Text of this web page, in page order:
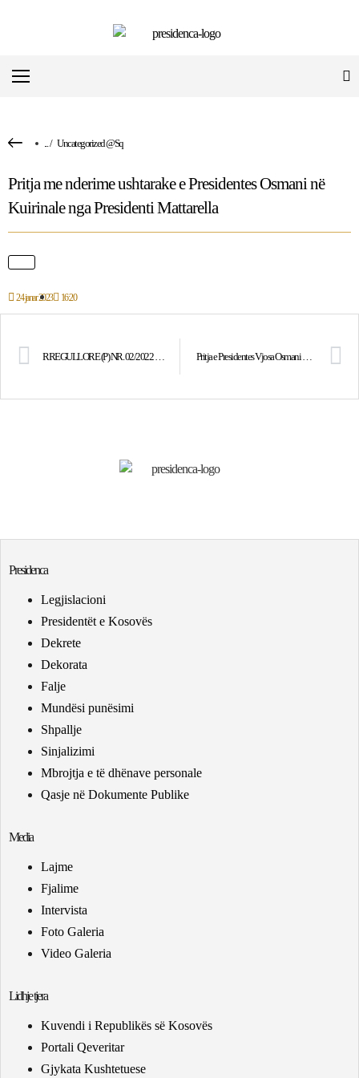
.../ Uncategorized @sq
Pritja me nderime ushtarake e Presidentes Osmani në
Kuirinale nga Presidenti Mattarella
24 janar 2023 16:20
RREGULLORE (P) NR. 02/2022 PËR ORGANIZIMIN DHE FUNKSIONIMIN E PRESIDENCËS Pritja e Presidentes Vjosa Osmani me nderime të larta shtetërore nga Presidenti i Malit të Zi, Milo Đukanović
Presidenca
Legjislacioni
Presidentët e Kosovës
Dekrete
Dekorata
Falje
Mundësi punësimi
Shpallje
Sinjalizimi
Mbrojtja e të dhënave personale
Qasje në Dokumente Publike
Media
Lajme
Fjalime
Intervista
Foto Galeria
Video Galeria
Lidhje tjera
Kuvendi i Republikës së Kosovës
Portali Qeveritar
Gjykata Kushtetuese